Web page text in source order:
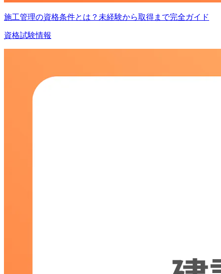
施工管理の資格条件とは？未経験から取得まで完全ガイド
資格試験情報